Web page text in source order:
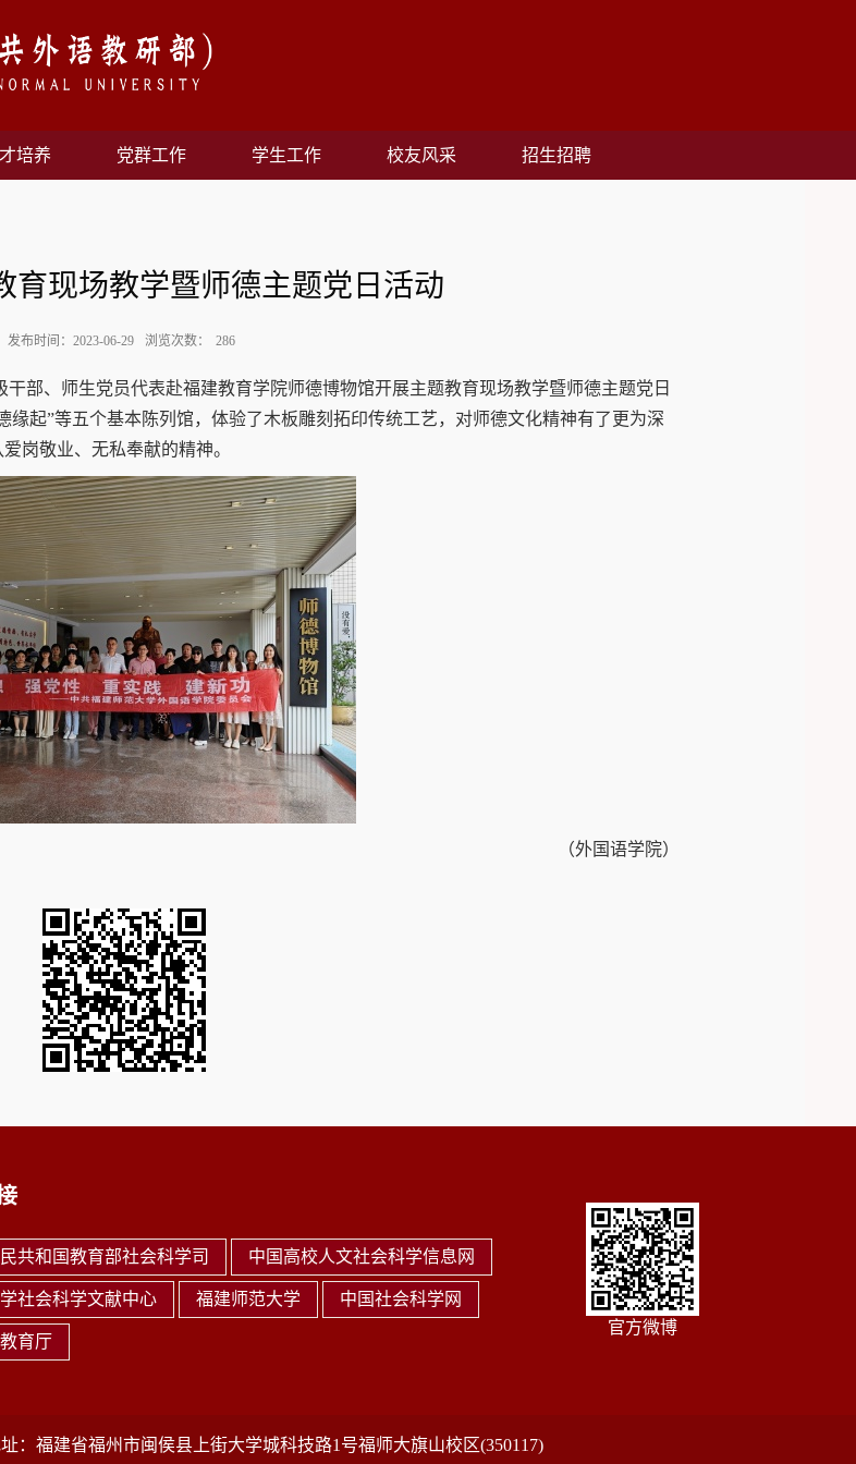
培养 党群工作 学生工作 校友风采 招生招聘
育现场教学暨师德主题党日活动
发布时间：2023-06-29 浏览次数： 286
、师生党员代表赴福建教育学院师德博物馆开展主题教育现场教学暨师德主题党日
起”等五个基本陈列馆，体验了木板雕刻拓印传统工艺，对师德文化精神有了更为深
岗敬业、无私奉献的精神。
（外国语学院）
共和国教育部社会科学司 中国高校人文社会科学信息网
社会科学文献中心 福建师范大学 中国社会科学网
育厅
官方微博
：福建省福州市闽侯县上街大学城科技路1号福师大旗山校区(350117)